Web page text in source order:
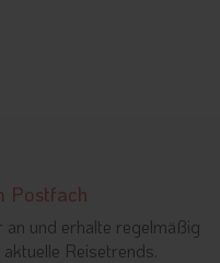
Postfach
und erhalte regelmäßig
Reisetrends.